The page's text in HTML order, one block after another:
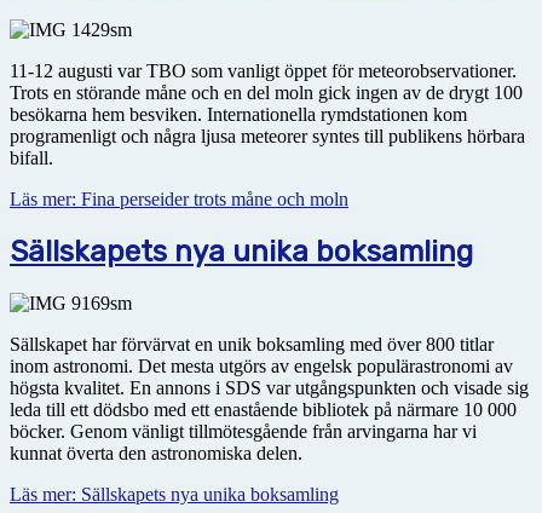
11-12 augusti var TBO som vanligt öppet för meteorobservationer.
Trots en störande måne och en del moln gick ingen av de drygt 100
besökarna hem besviken. Internationella rymdstationen kom
programenligt och några ljusa meteorer syntes till publikens hörbara
bifall.
Läs mer: Fina perseider trots måne och moln
Sällskapets nya unika boksamling
Sällskapet har förvärvat en unik boksamling med över 800 titlar
inom astronomi. Det mesta utgörs av engelsk populärastronomi av
högsta kvalitet. En annons i SDS var utgångspunkten och visade sig
leda till ett dödsbo med ett enastående bibliotek på närmare 10 000
böcker. Genom vänligt tillmötesgående från arvingarna har vi
kunnat överta den astronomiska delen.
Läs mer: Sällskapets nya unika boksamling